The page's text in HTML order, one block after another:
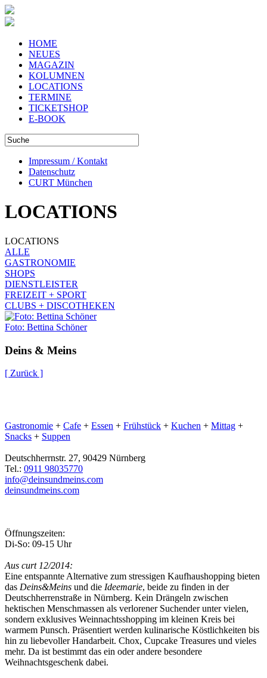
HOME
NEUES
MAGAZIN
KOLUMNEN
LOCATIONS
TERMINE
TICKETSHOP
E-BOOK
Impressum / Kontakt
Datenschutz
CURT München
LOCATIONS
LOCATIONS
ALLE
GASTRONOMIE
SHOPS
DIENSTLEISTER
FREIZEIT + SPORT
CLUBS + DISCOTHEKEN
Foto: Bettina Schöner
Deins & Meins
[ Zurück ]
Gastronomie + Cafe + Essen + Frühstück + Kuchen + Mittag +
Snacks + Suppen
Deutschherrnstr. 27, 90429 Nürnberg
Tel.: 0911 98035770
info@deinsundmeins.com
deinsundmeins.com
Öffnungszeiten:
Di-So: 09-15 Uhr
Aus curt 12/2014:
Eine entspannte Alternative zum stressigen Kaufhaushopping bieten
das Deins&Meins und die Ideemarie, beide zu finden in der
Deutschherrenstraße in Nürnberg. Kein Drängeln zwischen
hektischen Menschmassen als verlorener Suchender unter vielen,
sondern exklusives Weinnachtsshopping im kleinen Kreis bei
warmem Punsch. Präsentiert werden kulinarische Köstlichkeiten bis
hin zu liebevoller Handarbeit. Chox, Cupcake Treasures und vieles
mehr. Da ist bestimmt das ein oder andere besondere
Weihnachtsgeschenk dabei.